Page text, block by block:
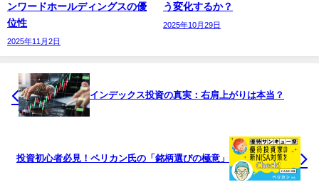
ンワードホールディングスの優
位性
2025年11月2日
う変化するか？
2025年10月29日
インデックス投資の真実：右肩上がりは本当？
投資初心者必見！ペリカン氏の「銘柄選びの極意」